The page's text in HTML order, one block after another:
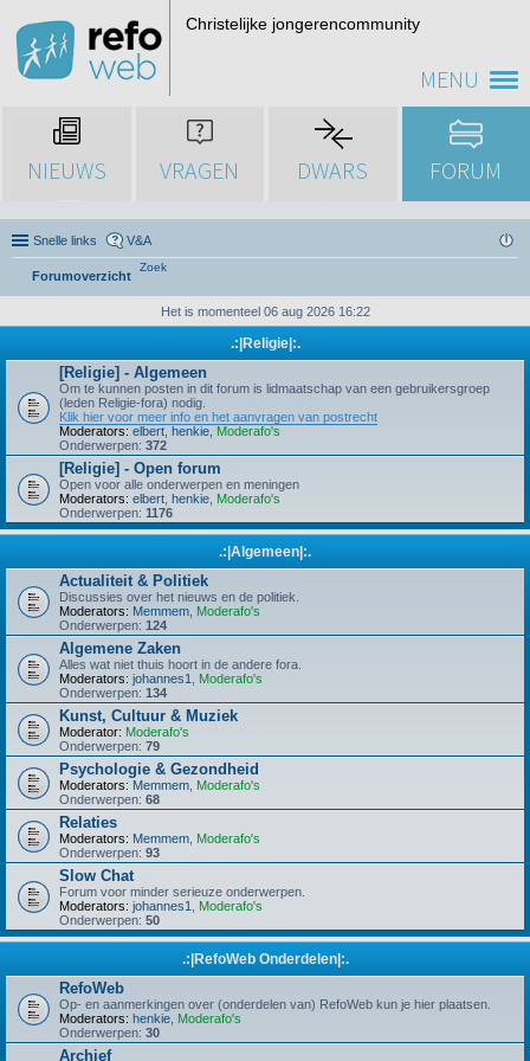
MENU
Christelijke jongerencommunity
NIEUWS VRAGEN DWARS FORUM
Snelle links V&A
Forumoverzicht
Zoek
Het is momenteel 06 aug 2026 16:22
.:|Religie|:.
[Religie] - Algemeen
Om te kunnen posten in dit forum is lidmaatschap van een gebruikersgroep
(leden Religie-fora) nodig.
Klik hier voor meer info en het aanvragen van postrecht
Moderators: elbert henkie Moderafo's
Onderwerpen: 372
[Religie] - Open forum
Open voor alle onderwerpen en meningen
Moderators: elbert henkie Moderafo's
Onderwerpen: 1176
.:|Algemeen|:.
Actualiteit & Politiek
Discussies over het nieuws en de politiek.
Moderators: Memmem Moderafo's
Onderwerpen: 124
Algemene Zaken
Alles wat niet thuis hoort in de andere fora.
Moderators: johannes1
Moderafo's
Onderwerpen: 134
Kunst, Cultuur & Muziek
Moderator: Moderafo's
Onderwerpen: 79
Psychologie & Gezondheid
Moderators: Memmem Moderafo's
Onderwerpen: 68
Relaties
Moderators: Memmem Moderafo's
Onderwerpen: 93
Slow Chat
Forum voor minder serieuze onderwerpen.
Moderators: johannes1
Moderafo's
Onderwerpen: 50
.:|RefoWeb Onderdelen|:.
RefoWeb
Op- en aanmerkingen over (onderdelen van) RefoWeb kun je hier plaatsen.
Moderators: henkie Moderafo's
Onderwerpen: 30
Archief